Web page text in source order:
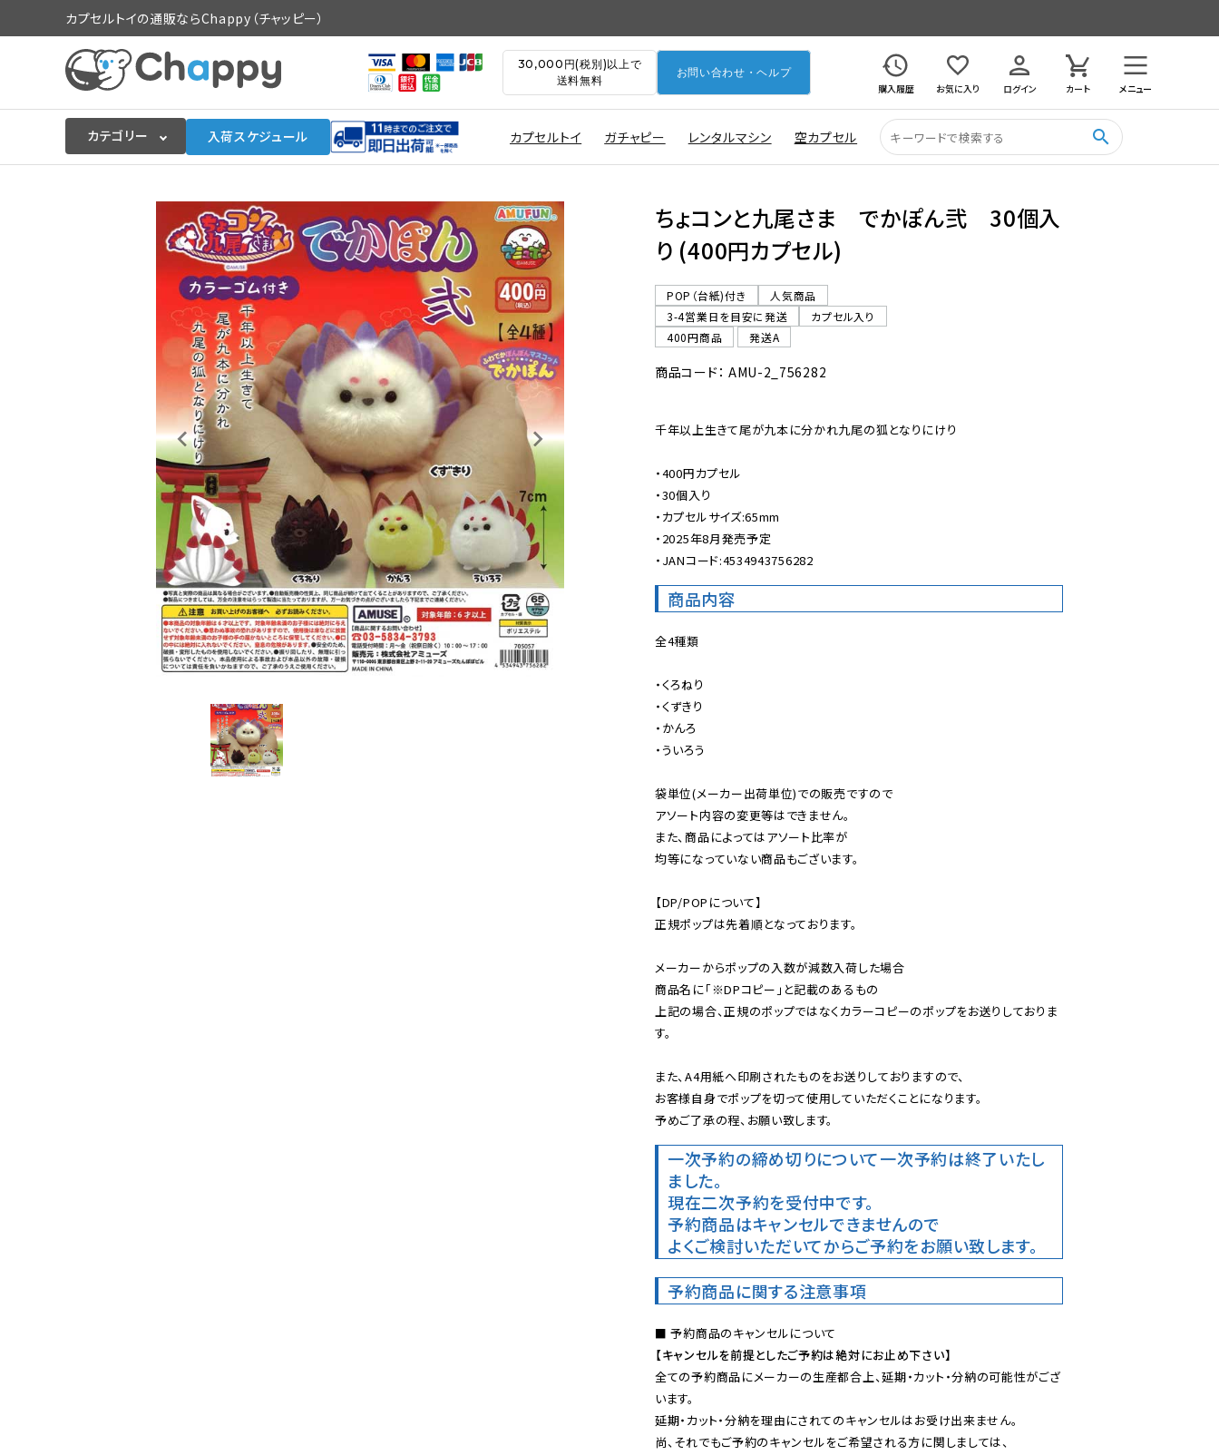
カプセルトイの通販ならChappy（チャッピー）
30,000円(税別)以上で
送料無料
お問い合わせ・ヘルプ
購入履歴
お気に入り ログイン カート メニュー
カテゴリー 入荷スケジュール カプセルトイ ガチャピー レンタルマシン 空カプセル search
入荷スケジュールをチェック
カプセルトイマシン本体
景品・玩具・文具
販促用カプセルトイ
よくあるご質問
ご利用ガイド
06-6282-7659
ちょコンと九尾さま でかぽん弐 30個入
り (400円カプセル)
POP（台紙)付き
人気商品
3-4営業日を目安に発送
カプセル入り
400円商品
発送A
商品コード： AMU-2_756282
千年以上生きて尾が九本に分かれ九尾の狐となりにけり
・400円カプセル
・30個入り
・カプセルサイズ:65mm
・2025年8月発売予定
・JANコード:4534943756282
商品内容
全4種類
・くろねり
・くずきり
・かんろ
・ういろう
袋単位(メーカー出荷単位)での販売ですので
アソート内容の変更等はできません。
また、商品によってはアソート比率が
均等になっていない商品もございます。
【DP/POPについて】
正規ポップは先着順となっております。
メーカーからポップの入数が減数入荷した場合
商品名に「※DPコピー」と記載のあるもの
上記の場合、正規のポップではなくカラーコピーのポップをお送りしておりま
す。
また、A4用紙へ印刷されたものをお送りしておりますので、
お客様自身でポップを切って使用していただくことになります。
予めご了承の程、お願い致します。
一次予約の締め切りについて一次予約は終了いたし
ました。
現在二次予約を受付中です。
予約商品はキャンセルできませんので
よくご検討いただいてからご予約をお願い致します。
予約商品に関する注意事項
【キャンセルを前提としたご予約は絶対にお止め下さい】
全ての予約商品にメーカーの生産都合上、延期・カット・分納の可能性がござ
います。
延期・カット・分納を理由にされてのキャンセルはお受け出来ません。
尚、それでもご予約のキャンセルをご希望される方に関しましては、